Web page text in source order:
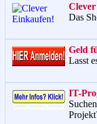
Das
Geld
Lasst
IT-